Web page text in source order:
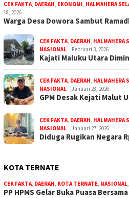
CEK FAKTA, DAERAH, EKONOMI, HALMAHERA
18, 2026
Warga Desa Dowora Sambut
CEK FAKTA, DAERAH, HALMAHERA
NASIONAL
Februari 3, 2026
Kajati Maluku Utara
CEK FAKTA, DAERAH, HALMAHERA
NASIONAL
Januari 28, 2026
GPM Desak Kejati Malut
CEK FAKTA, DAERAH, HALMAHERA
NASIONAL
Januari 27, 2026
Diduga Rugikan Negara
KOTA TERNATE
CEK FAKTA, DAERAH, KOTA TERNATE, NASIONAL,
PP HPMS Gelar Buka Puasa